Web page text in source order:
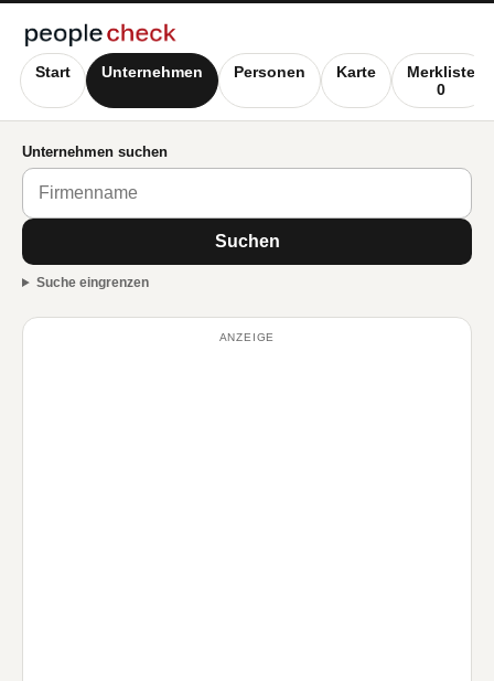
Start Unternehmen Personen Karte
Merkliste
0
Unternehmen suchen
Suchen
Suche eingrenzen
ANZEIGE